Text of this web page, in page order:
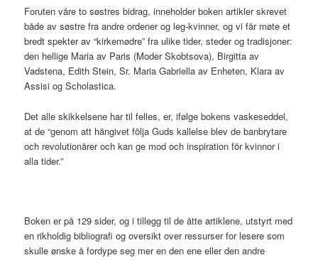
Foruten våre to søstres bidrag, inneholder boken artikler skrevet
både av søstre fra andre ordener og leg-kvinner, og vi får møte et
bredt spekter av “kirkemødre” fra ulike tider, steder og tradisjoner:
den hellige Maria av Paris (Moder Skobtsova), Birgitta av
Vadstena, Edith Stein, Sr. Maria Gabriella av Enheten, Klara av
Assisi og Scholastica.
Det alle skikkelsene har til felles, er, ifølge bokens vaskeseddel,
at de “genom att hängivet följa Guds kallelse blev de banbrytare
och revolutionärer och kan ge mod och inspiration för kvinnor i
alla tider.”
Boken er på 129 sider, og i tillegg til de åtte artiklene, utstyrt med
en rikholdig bibliografi og oversikt over ressurser for lesere som
skulle ønske å fordype seg mer en den ene eller den andre